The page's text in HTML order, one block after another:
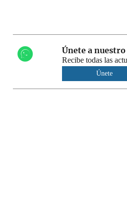
Únete a
Recibe todas las
Únete